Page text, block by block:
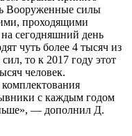
Вооруженные силы
проходящими
сегодняшний день
чуть более 4 тысяч из
то к 2017 году этот
человек.
с каждым годом
— дополнил Д.